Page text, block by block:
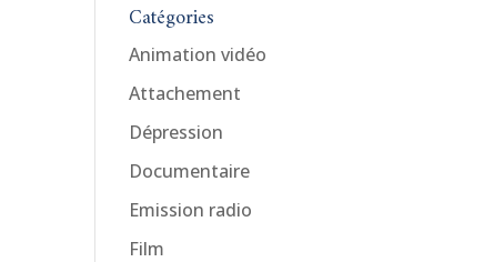
Catégories
Animation vidéo
Attachement
Dépression
Documentaire
Emission radio
Film